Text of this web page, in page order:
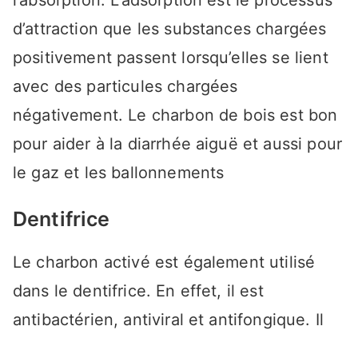
d’attraction que les substances chargées
positivement passent lorsqu’elles se lient
avec des particules chargées
négativement. Le charbon de bois est bon
pour aider à la diarrhée aiguë et aussi pour
le gaz et les ballonnements
Dentifrice
Le charbon activé est également utilisé
dans le dentifrice. En effet, il est
antibactérien, antiviral et antifongique. Il